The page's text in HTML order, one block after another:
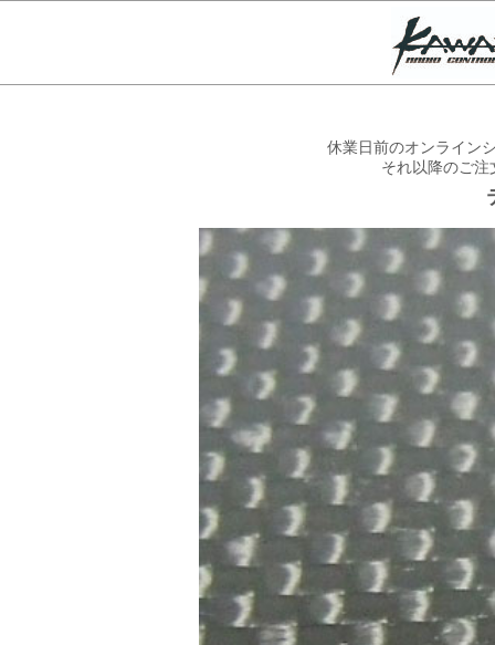
休業日前のオンライン
それ以降のご